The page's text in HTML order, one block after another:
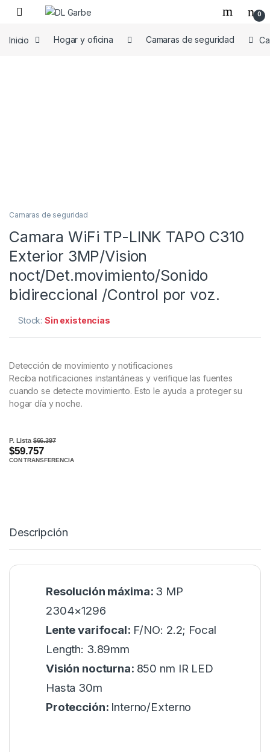
0
Inicio Hogar y oficina Camaras de seguridad
Camaras de seguridad
Camara WiFi TP-LINK TAPO C310
Exterior 3MP/Vision
noct/Det.movimiento/Sonido
bidireccional /Control por voz.
Stock:Sin existencias
Detección de movimiento y notificaciones
Reciba notificaciones instantáneas y verifique las fuentes
cuando se detecte movimiento. Esto le ayuda a proteger su
hogar día y noche.
P. Lista$66.397
$59.757
CON TRANSFERENCIA
Descripción
Resolución máxima: 3 MP
2304×1296
Lente varifocal: F/NO: 2.2; Focal
Length: 3.89mm
Visión nocturna: 850 nm IR LED
Hasta 30m
Protección: Interno/Externo